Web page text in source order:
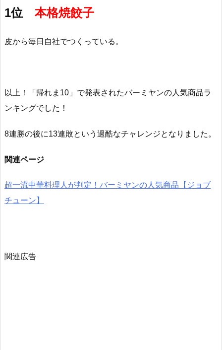
1位 本格焼餃子
皮から毎日自社でつくっている。
以上！「帰れま10」で発表されたバーミヤンの人気商品ラ
ンキングでした！
8連勝の後に13連敗という過酷なチャレンジとなりました。
関連ページ
超一流中華料理人が判定！バーミヤンの人気商品【ジョブ
チューン】
関連広告